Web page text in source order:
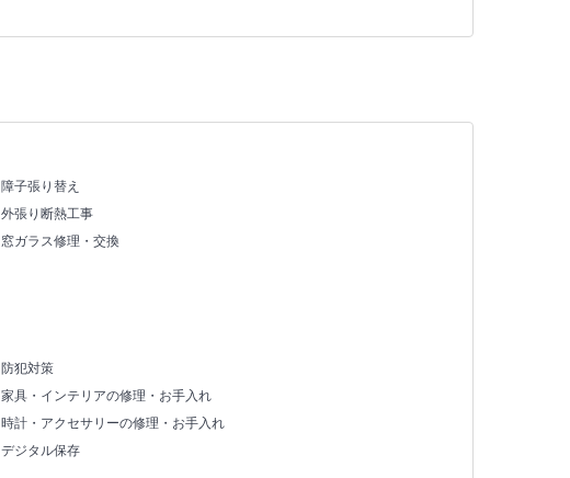
障子張り替え
外張り断熱工事
窓ガラス修理・交換
防犯対策
家具・インテリアの修理・お手入れ
時計・アクセサリーの修理・お手入れ
デジタル保存